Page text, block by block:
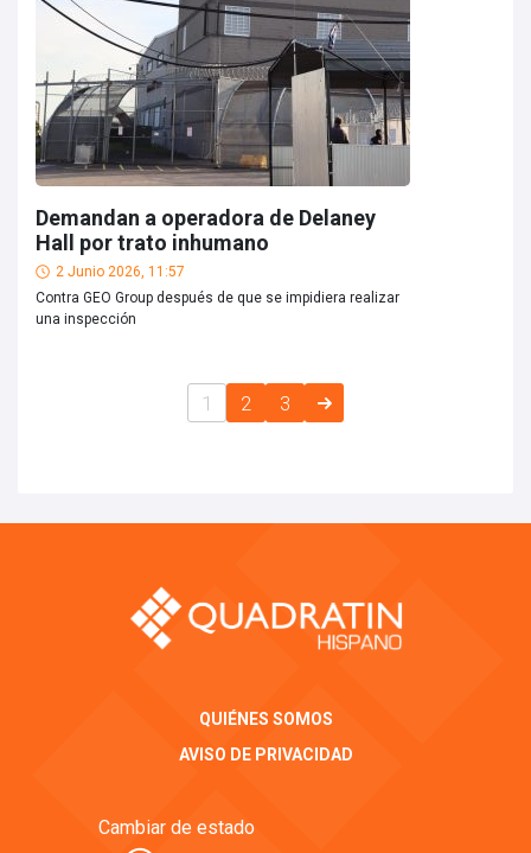
Demandan a operadora de Delaney
Hall por trato inhumano
2 Junio 2026, 11:57
Contra GEO Group después de que se impidiera realizar
una inspección
1 2 3
QUIÉNES SOMOS
AVISO DE PRIVACIDAD
Cambiar de estado